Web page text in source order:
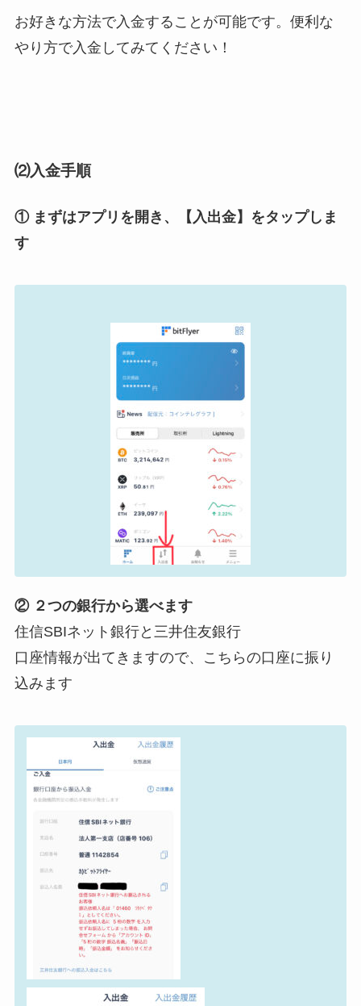
お好きな方法で入金することが可能です。便利な
やり方で入金してみてください！
⑵入金手順
① まずはアプリを開き、【入出金】をタップしま
す
② ２つの銀行から選べます
住信SBIネット銀行と三井住友銀行
口座情報が出てきますので、こちらの口座に振り
込みます